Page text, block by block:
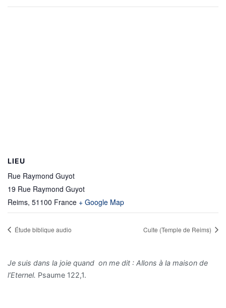
LIEU
Rue Raymond Guyot
19 Rue Raymond Guyot
Reims, 51100 France + Google Map
Étude biblique audio Culte (Temple de Reims)
Je suis dans la joie quand on me dit : Allons à la maison de
l’Eternel. Psaume 122,1.